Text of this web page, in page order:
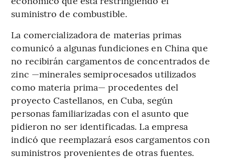
suministro de combustible.
La comercializadora de materias primas
comunicó a algunas fundiciones en China que
no recibirán cargamentos de concentrados de
zinc —minerales semiprocesados utilizados
como materia prima— procedentes del
proyecto Castellanos, en Cuba, según
personas familiarizadas con el asunto que
pidieron no ser identificadas. La empresa
indicó que reemplazará esos cargamentos con
suministros provenientes de otras fuentes.